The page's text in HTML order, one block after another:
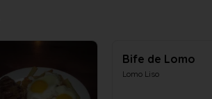
Bife de Lomo
Lomo Liso